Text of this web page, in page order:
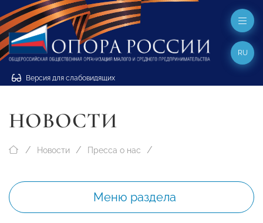
Версия для слабовидящих
RU
НОВОСТИ
Новости Пресса о нас
Меню раздела